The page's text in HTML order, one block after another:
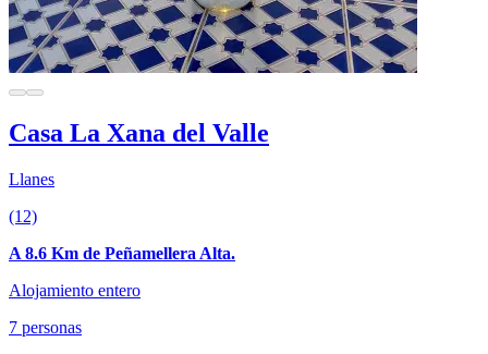
Casa La Xana del Valle
Llanes
(12)
A 8.6 Km de Peñamellera Alta.
Alojamiento entero
7 personas